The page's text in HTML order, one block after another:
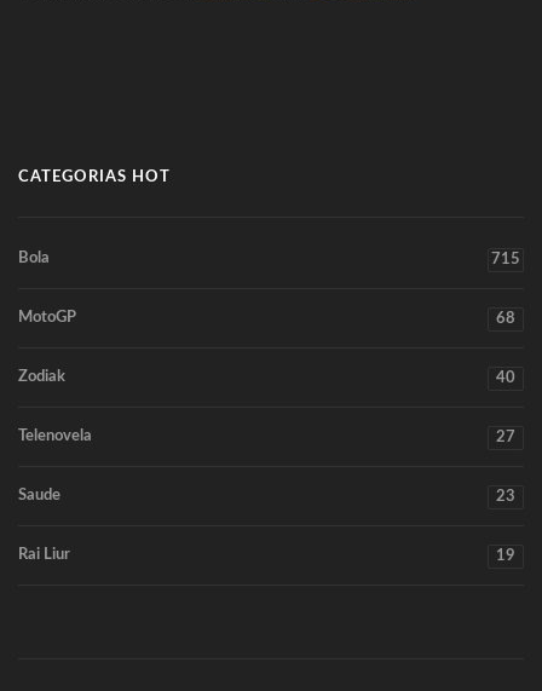
CATEGORIAS HOT
Bola 715
MotoGP 68
Zodiak 40
Telenovela 27
Saude 23
Rai Liur 19